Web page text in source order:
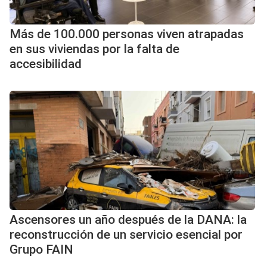
Más de 100.000 personas viven atrapadas
en sus viviendas por la falta de
accesibilidad
Ascensores un año después de la DANA: la
reconstrucción de un servicio esencial por
Grupo FAIN